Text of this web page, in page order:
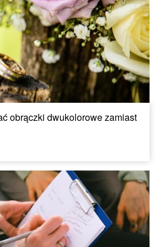
obrączki dwukolorowe zamiast